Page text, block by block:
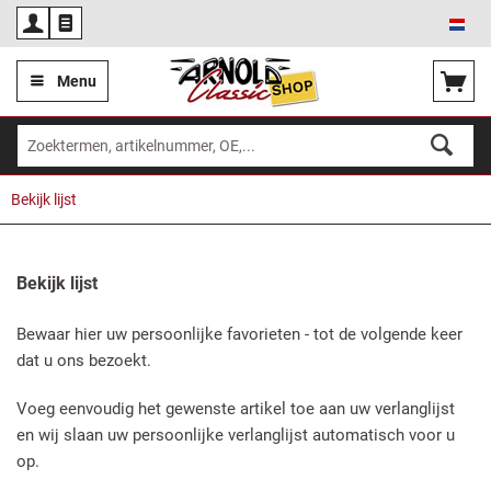
Menu
Bekijk lijst
Bekijk lijst
Bewaar hier uw persoonlijke favorieten - tot de volgende keer
dat u ons bezoekt.
Voeg eenvoudig het gewenste artikel toe aan uw verlanglijst
en wij slaan uw persoonlijke verlanglijst automatisch voor u
op.